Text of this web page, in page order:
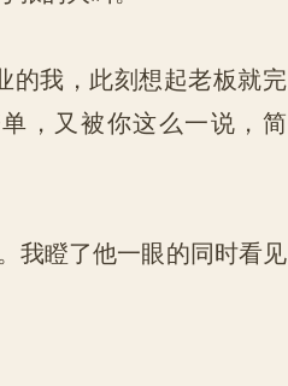
我，此刻想起老板就完
，又被你这么一说，简
我瞪了他一眼的同时看见